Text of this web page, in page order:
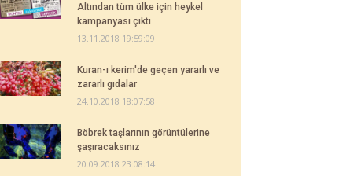
Altından tüm ülke için heykel
kampanyası çıktı
13.11.2018 19:59:09
Kuran-ı kerim'de geçen yararlı ve
zararlı gıdalar
24.10.2018 18:07:58
Böbrek taşlarının görüntülerine
şaşıracaksınız
20.09.2018 23:08:14